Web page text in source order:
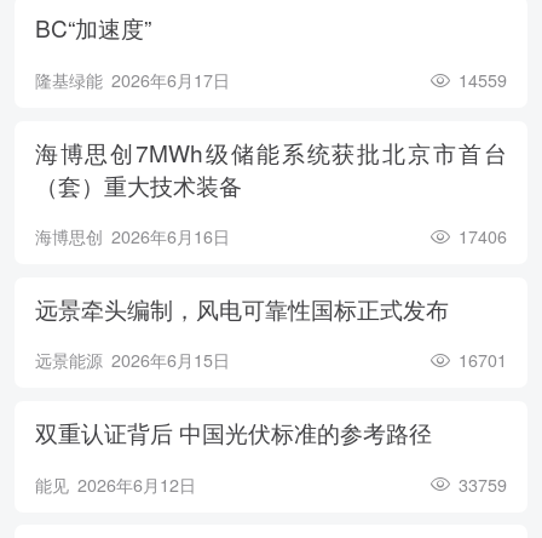
BC“加速度”
隆基绿能 2026年6月17日 14559
海博思创7MWh级储能系统获批北京市首台
（套）重大技术装备
海博思创 2026年6月16日 17406
远景牵头编制，风电可靠性国标正式发布
远景能源 2026年6月15日 16701
双重认证背后 中国光伏标准的参考路径
能见 2026年6月12日 33759